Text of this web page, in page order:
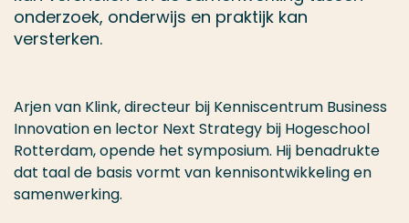
onderzoek, onderwijs en praktijk kan
versterken.
Arjen van Klink, directeur bij Kenniscentrum Business
Innovation en lector Next Strategy bij Hogeschool
Rotterdam, opende het symposium. Hij benadrukte
dat taal de basis vormt van kennisontwikkeling en
samenwerking.